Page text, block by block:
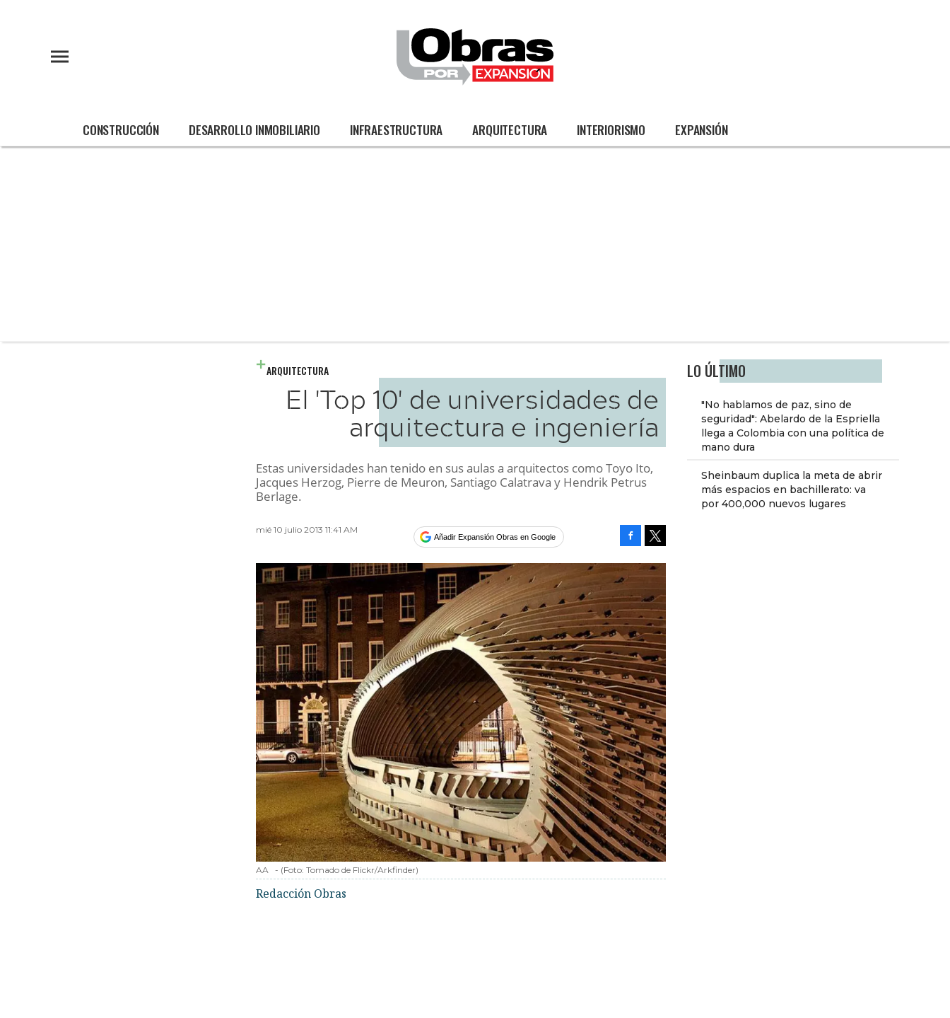
CONSTRUCCIÓN DESARROLLO INMOBILIARIO INFRAESTRUCTURA ARQUITECTURA INTERIORISMO EXPANSIÓN
LO ÚLTIMO
"No hablamos de paz, sino de
seguridad": Abelardo de la Espriella
llega a Colombia con una política de
mano dura
Sheinbaum duplica la meta de abrir
más espacios en bachillerato: va
por 400,000 nuevos lugares
ARQUITECTURA
El 'Top 10' de universidades de
arquitectura e ingeniería
Estas universidades han tenido en sus aulas a arquitectos como Toyo Ito,
Jacques Herzog, Pierre de Meuron, Santiago Calatrava y Hendrik Petrus
Berlage.
mié 10 julio 2013 11:41 AM
Añadir Expansión Obras en Google
AA - (Foto: Tomado de Flickr/Arkfinder)
Redacción Obras